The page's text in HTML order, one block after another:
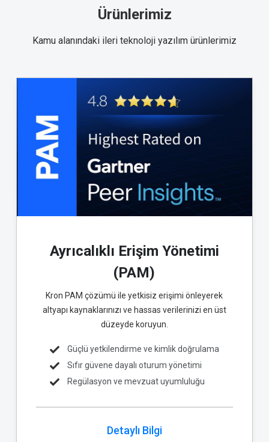
Ürünlerimiz
Kamu alanındaki ileri teknoloji yazılım ürünlerimiz
Ayrıcalıklı Erişim Yönetimi
(PAM)
Kron PAM çözümü ile yetkisiz erişimi önleyerek
altyapı kaynaklarınızı ve hassas verilerinizi en üst
düzeyde koruyun.
Güçlü yetkilendirme ve kimlik doğrulama
Sıfır güvene dayalı oturum yönetimi
Regülasyon ve mevzuat uyumluluğu
Detaylı Bilgi